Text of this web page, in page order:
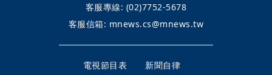
客服專線: (02)7752-5678
客服信箱: mnews.cs@mnews.tw
電視節目表
新聞自律